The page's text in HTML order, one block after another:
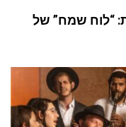
“לוח שמח” של